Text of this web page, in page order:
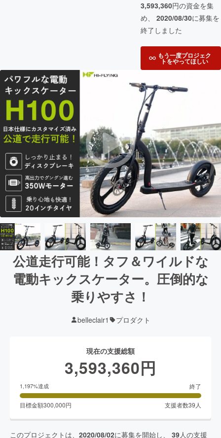
3,593,360円の資金を集
め、 2020/08/30に募集を
終了しました
もう一度プロジェク
トをやってほしい
公道走行可能！タフ＆ワイルドな
電動キックスケーター。圧倒的な
乗りやすさ！
belleclair1 プロダクト
現在の支援総額
3,593,360円
1,197%達成 終了
目標金額300,000円 支援者数39 人
このプロジェクトは、 2020/08/02に募集を開始し、 39人の支援